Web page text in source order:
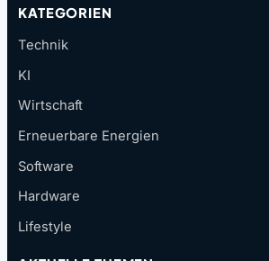
KATEGORIEN
Technik
KI
Wirtschaft
Erneuerbare Energien
Software
Hardware
Lifestyle